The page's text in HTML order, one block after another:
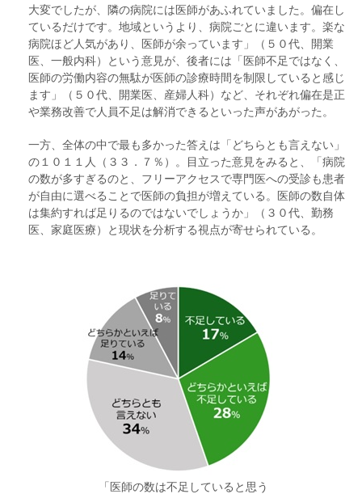
大変でしたが、隣の病院には医師があふれていました。偏在し
ているだけです。地域というより、病院ごとに違います。楽な
病院ほど人気があり、医師が余っています」（５０代、開業
医、一般内科）という意見が、後者には「医師不足ではなく、
医師の労働内容の無駄が医師の診療時間を制限していると感じ
ます」（５０代、開業医、産婦人科）など、それぞれ偏在是正
や業務改善で人員不足は解消できるといった声があがった。
一方、全体の中で最も多かった答えは「どちらとも言えない」
の１０１１人（３３．７％）。目立った意見をみると、「病院
の数が多すぎるのと、フリーアクセスで専門医への受診も患者
が自由に選べることで医師の負担が増えている。医師の数自体
は集約すれば足りるのではないでしょうか」（３０代、勤務
医、家庭医療）と現状を分析する視点が寄せられている。
「医師の数は不足していると思う